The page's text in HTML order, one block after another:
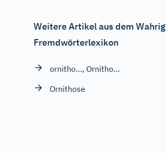
Weitere Artikel aus dem Wahrig
Fremdwörterlexikon
ornitho…, Ornitho…
Ornithose